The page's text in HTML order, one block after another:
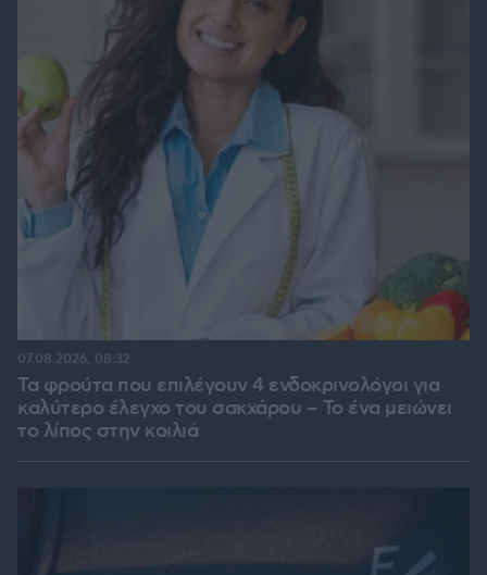
Τα φρούτα που επιλέγουν 4 ενδοκρινολόγοι για
καλύτερο έλεγχο του σακχάρου – Το ένα μειώνει
το λίπος στην κοιλιά
07.08.2026, 08:32